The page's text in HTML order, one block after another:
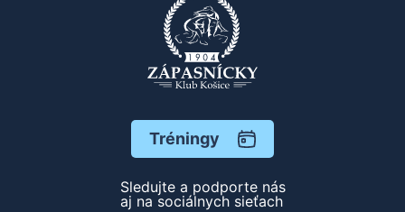
Tréningy
Sledujte a podporte nás
aj na sociálnych sieťach